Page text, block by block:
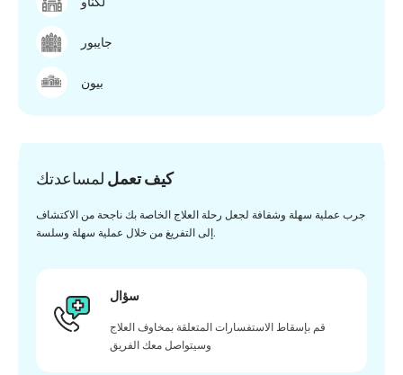
جايبور
بيون
كيف تعمل لمساعدتك
جرب عملية سهلة وشفافة لجعل رحلة العلاج الخاصة بك ناجحة من الاكتشاف
إلى التفريغ من خلال عملية سهلة وسلسة.
سؤال
قم بإسقاط الاستفسارات المتعلقة بمخاوف العلاج
وسيتواصل معك الفريق